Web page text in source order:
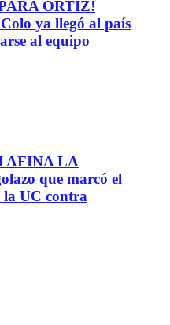
ORTIZ!
ya llegó al país
al equipo
AFINA LA
que marcó el
la UC contra